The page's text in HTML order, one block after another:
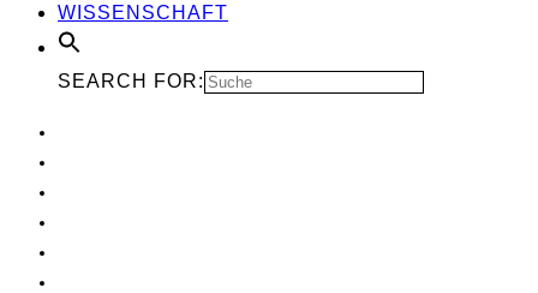
WIS­SEN­SCHAFT
SEARCH FOR: